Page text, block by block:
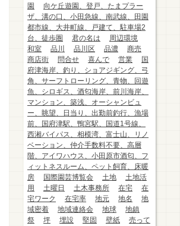
園
向ケ丘遊園、登戸、たまプラー
ザ、溝の口、小田急線、南武線、田園
都市線、大井町線、戸建て、駐車場2
台、徒歩圏
君の名は
周辺環境
和室
品川 品川区 品濃
商売
商店街
問合せ 喜んで 営業
国
府津海岸、釣り、ショアジギング、弓
角、サーフトローリング、青物、回遊
魚、シロギス、酒匂海岸、前川海岸、
マンション、築浅、オーシャンビュ
ー、眺望、日当り、出勤前釣行、漁場
前、国府津駅、鴨宮駅、国道1号線、
西湘バイパス、相模湾、富士山、リノ
ベーション、仲介手数料不要、高層
階、アイワハウス、小田原市酒匂、フ
ィットネスルーム、ペット飼育、床暖
房
国際園芸博覧会 土地
土地活
用
土曜日 土木事務所 在宅
在
宅ワーク
在宅率 地元 地名
地
域密着
地域連絡会 地球
地鎮
祭
坪 埋設 堅固 壁紙
売って